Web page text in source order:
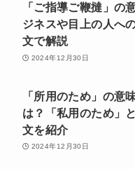
「ご指導ご鞭撻」の
ジネスや目上の人へ
文で解説
2024年12月30日
「所用のため」の意
は？「私用のため」
文を紹介
2024年12月30日